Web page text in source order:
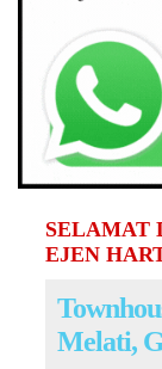
SELAMAT
EJEN
Melati,